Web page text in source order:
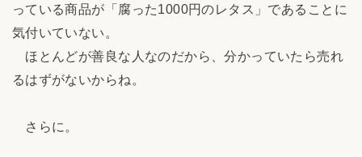
っている商品が「腐った1000円のレタス」であることに
気付いていない。
ほとんどが善良な人なのだから、分かっていたら売れ
るはずがないからね。
さらに。